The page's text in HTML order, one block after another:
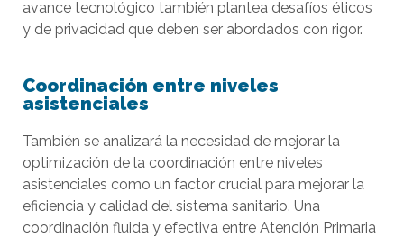
avance tecnológico también plantea desafíos éticos
y de privacidad que deben ser abordados con rigor.
Coordinación entre niveles
asistenciales
También se analizará la necesidad de mejorar la
optimización de la coordinación entre niveles
asistenciales como un factor crucial para mejorar la
eficiencia y calidad del sistema sanitario. Una
coordinación fluida y efectiva entre Atención Primaria